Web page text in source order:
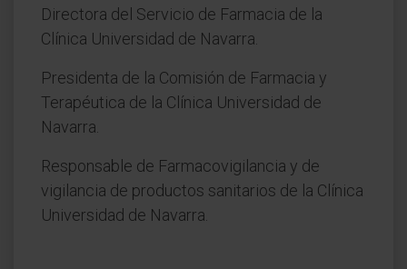
Directora del Servicio de Farmacia de la
Clínica Universidad de Navarra.
Presidenta de la Comisión de Farmacia y
Terapéutica de la Clínica Universidad de
Navarra.
Responsable de Farmacovigilancia y de
vigilancia de productos sanitarios de la Clínica
Universidad de Navarra.